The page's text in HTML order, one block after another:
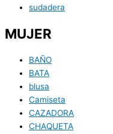
sudadera
MUJER
BAÑO
BATA
blusa
Camiseta
CAZADORA
CHAQUETA